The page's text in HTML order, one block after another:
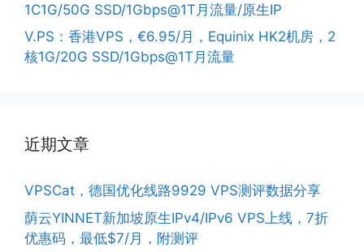
1C1G/50G SSD/1Gbps@1T月流量/原生IP
V.PS：香港VPS，€6.95/月，Equinix HK2机房，2
核1G/20G SSD/1Gbps@1T月流量
近期文章
VPSCat，德国优化线路9929 VPS测评数据分享
荫云YINNET新加坡原生IPv4/IPv6 VPS上线，7折
优惠码，最低$7/月，附测评